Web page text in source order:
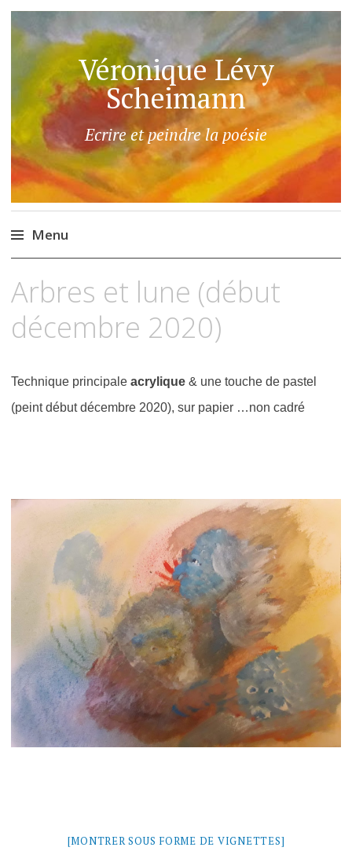
Véronique Lévy
Scheimann
Ecrire et peindre la poésie
Menu
au
principal
Arbres et lune (début
décembre 2020)
Technique principale acrylique& une touche de pastel
(peintdébut décembre 2020), sur papier …non cadré
[MONTRER SOUS FORME DE VIGNETTES]